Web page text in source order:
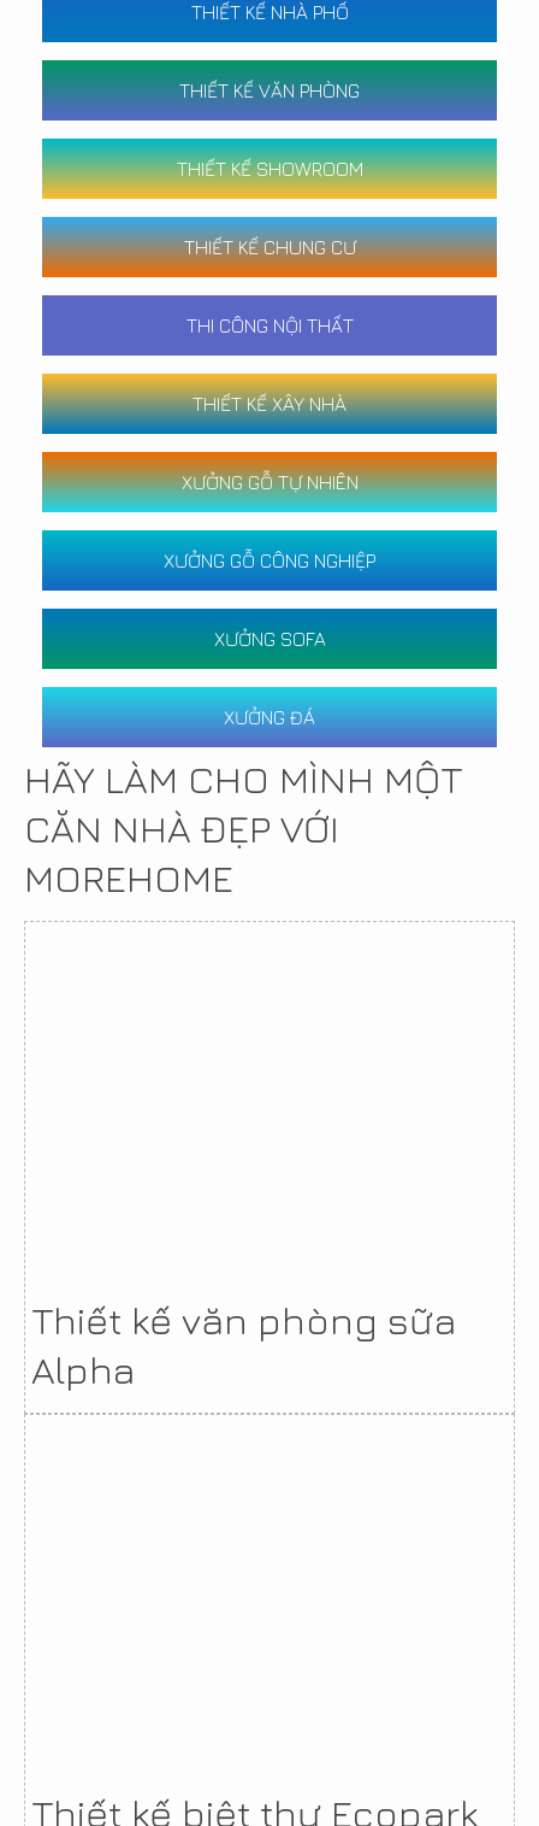
THIẾT KẾ NHÀ PHỐ
THIẾT KẾ VĂN PHÒNG
THIẾT KẾ SHOWROOM
THIẾT KẾ CHUNG CƯ
THI CÔNG NỘI THẤT
THIẾT KẾ XÂY NHÀ
XƯỞNG GỖ TỰ NHIÊN
XƯỞNG GỖ CÔNG NGHIỆP
XƯỞNG SOFA
XƯỞNG ĐÁ
HÃY LÀM CHO MÌNH MỘT
CĂN NHÀ ĐẸP VỚI
MOREHOME
Thiết kế văn phòng sữa
Alpha
Thiết kế biệt thự Ecopark